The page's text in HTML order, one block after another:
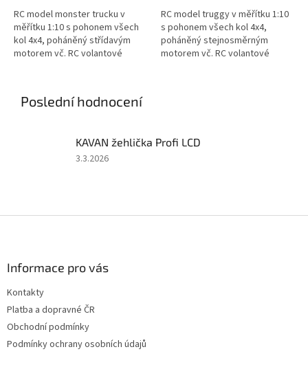
RC model monster trucku v
měřítku 1:10 s pohonem všech
kol 4x4, poháněný střídavým
motorem vč. RC volantové
RC model truggy v měřítku 1:10
s pohonem všech kol 4x4,
poháněný stejnosměrným
motorem vč. RC volantové
Poslední hodnocení
KAVAN žehlička Profi LCD
Hodnocení
3.3.2026
Informace pro vás
Kontakty
Platba a dopravné ČR
Obchodní podmínky
Podmínky ochrany osobních údajů